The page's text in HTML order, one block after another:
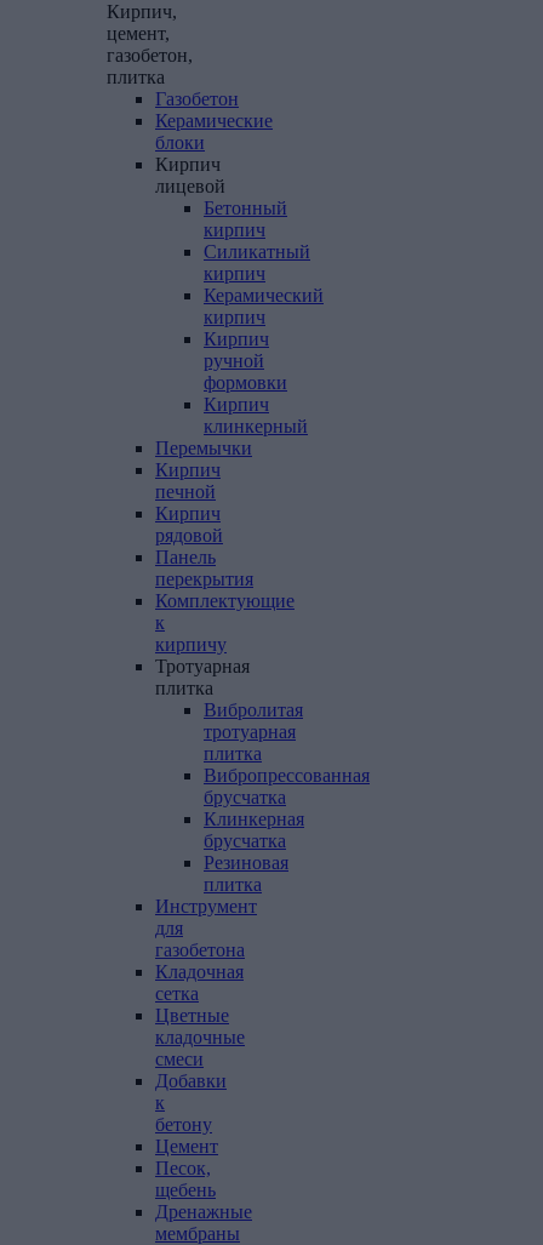
Кирпич,
цемент,
газобетон,
плитка
Газобетон
Керамические
блоки
Кирпич
лицевой
Бетонный
кирпич
Силикатный
кирпич
Керамический
кирпич
Кирпич
ручной
формовки
Кирпич
клинкерный
Перемычки
Кирпич
печной
Кирпич
рядовой
Панель
перекрытия
Комплектующие
к
кирпичу
Тротуарная
плитка
Вибролитая
тротуарная
плитка
Вибропрессованная
брусчатка
Клинкерная
брусчатка
Резиновая
плитка
Инструмент
для
газобетона
Кладочная
сетка
Цветные
кладочные
смеси
Добавки
к
бетону
Цемент
Песок,
щебень
Дренажные
мембраны